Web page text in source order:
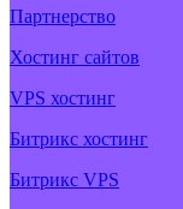
Партнерство
Хостинг сайтов
VPS хостинг
Битрикс хостинг
Битрикс VPS